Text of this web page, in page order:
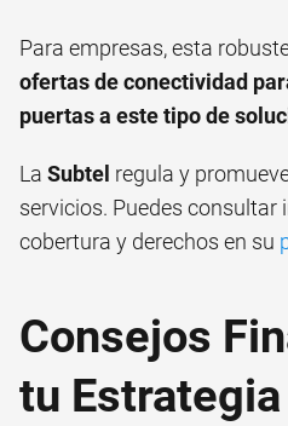
Para empresas, esta
ofertas de conectividad
puertas a este tipo de
La Subtel regula y
servicios. Puedes
cobertura y derechos en su
Consejos
tu